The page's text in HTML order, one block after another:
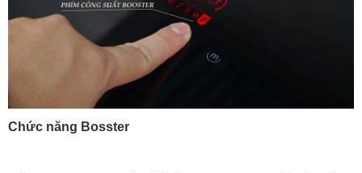
Chức năng Bosster